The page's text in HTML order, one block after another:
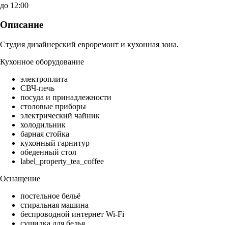
до 12:00
Описание
Студия дизайнерский евроремонт и кухонная зона.
Кухонное оборудование
электроплита
СВЧ-печь
посуда и принадлежности
столовые приборы
электрический чайник
холодильник
барная стойка
кухонный гарнитур
обеденный стол
label_property_tea_coffee
Оснащение
постельное бельё
стиральная машина
беспроводной интернет Wi-Fi
сушилка для белья